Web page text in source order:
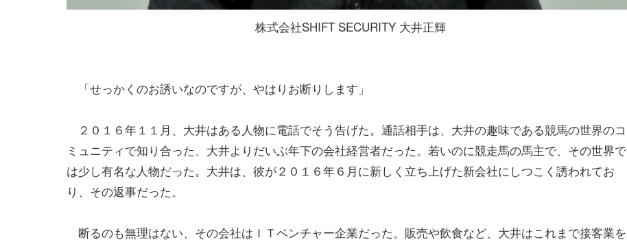
株式会社SHIFT SECURITY 大井正輝
「せっかくのお誘いなのですが、やはりお断りします」
２０１６年１１月、大井はある人物に電話でそう告げた。通話相手は、大井の趣味である競馬の世界のコ
ミュニティで知り合った、大井よりだいぶ年下の会社経営者だった。若いのに競走馬の馬主で、その世界で
は少し有名な人物だった。大井は、彼が２０１６年６月に新しく立ち上げた新会社にしつこく誘われてお
り、その返事だった。
断るのも無理はない、その会社はＩＴベンチャー企業だった。販売や飲食など、大井はこれまで接客業を